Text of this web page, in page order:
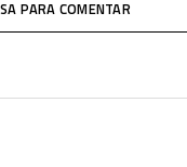
PARA COMENTAR